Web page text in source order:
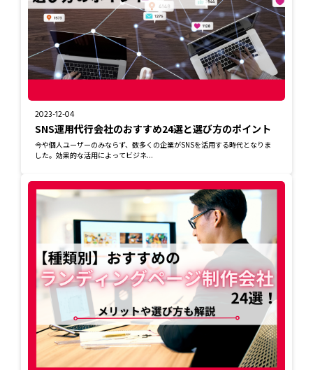
2023-12-04
SNS運用代行会社のおすすめ24選と選び方のポイント
今や個人ユーザーのみならず、数多くの企業がSNSを活用する時代となりま
した。効果的な活用によってビジネ...